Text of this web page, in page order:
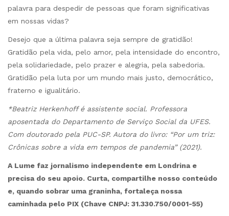
palavra para despedir de pessoas que foram significativas
em nossas vidas?
Desejo que a última palavra seja sempre de gratidão!
Gratidão pela vida, pelo amor, pela intensidade do encontro,
pela solidariedade, pelo prazer e alegria, pela sabedoria.
Gratidão pela luta por um mundo mais justo, democrático,
fraterno e igualitário.
*Beatriz Herkenhoff é assistente social. Professora
aposentada do Departamento de Serviço Social da UFES.
Com doutorado pela PUC-SP. Autora do livro: “Por um triz:
Crônicas sobre a vida em tempos de pandemia” (2021).
A Lume faz jornalismo independente em Londrina e
precisa do seu apoio. Curta, compartilhe nosso conteúdo
e, quando sobrar uma graninha, fortaleça nossa
caminhada pelo PIX (Chave CNPJ: 31.330.750/0001-55)